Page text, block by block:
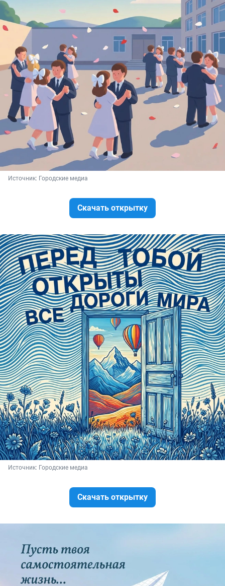
Источник: Городские медиа
Скачать открытку
Источник: Городские медиа
Скачать открытку